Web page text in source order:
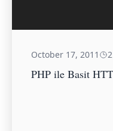
October 17, 2011
PHP ile Basit